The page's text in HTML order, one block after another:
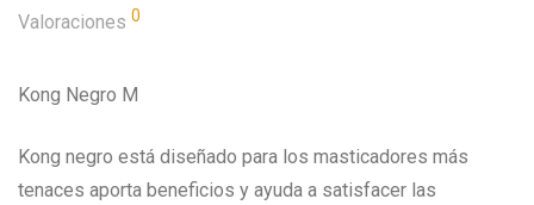
Valoraciones 0
Kong Negro M
Kong negro está diseñado para los masticadores más
tenaces aporta beneficios y ayuda a satisfacer las